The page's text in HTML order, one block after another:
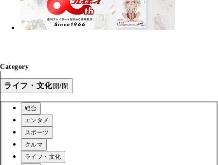
Category
ライフ・文化開/閉
総合
エンタメ
スポーツ
クルマ
ライフ・文化